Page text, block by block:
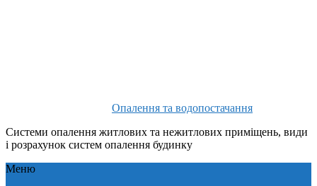
Опалення та водопостачання
Системи опалення житлових та нежитлових приміщень, види
і розрахунок систем опалення будинку
Меню